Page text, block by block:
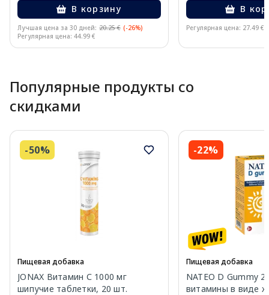
В корзину
Лучшая цена за 30 дней: 20.25 € (-26%)
Регулярная цена: 44.99 €
В
Регулярная цена: 27.49 €
Популярные продукты со
скидками
-50%
Пищевая добавка
JONAX Витамин С 1000 мг
шипучие таблетки, 20 шт.
-22%
Пищевая добавка
NATEO D Gummy
витамины в виде